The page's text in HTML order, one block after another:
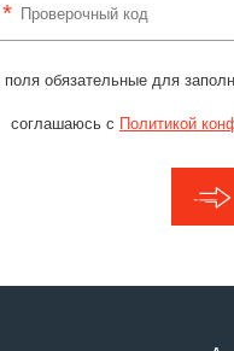
обязательные для
соглашаюсь с Политикой